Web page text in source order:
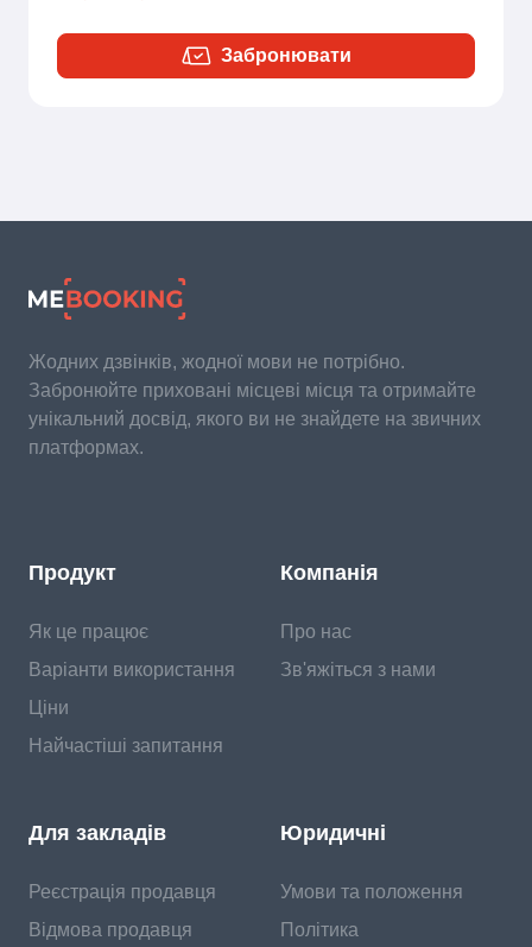
Забронювати
Жодних дзвінків, жодної мови не потрібно.
Забронюйте приховані місцеві місця та отримайте
унікальний досвід, якого ви не знайдете на звичних
платформах.
Продукт
Як це працює
Варіанти використання
Ціни
Найчастіші запитання
Компанія
Про нас
Зв'яжіться з нами
Для закладів
Реєстрація продавця
Відмова продавця
Юридичні
Умови та положення
Політика